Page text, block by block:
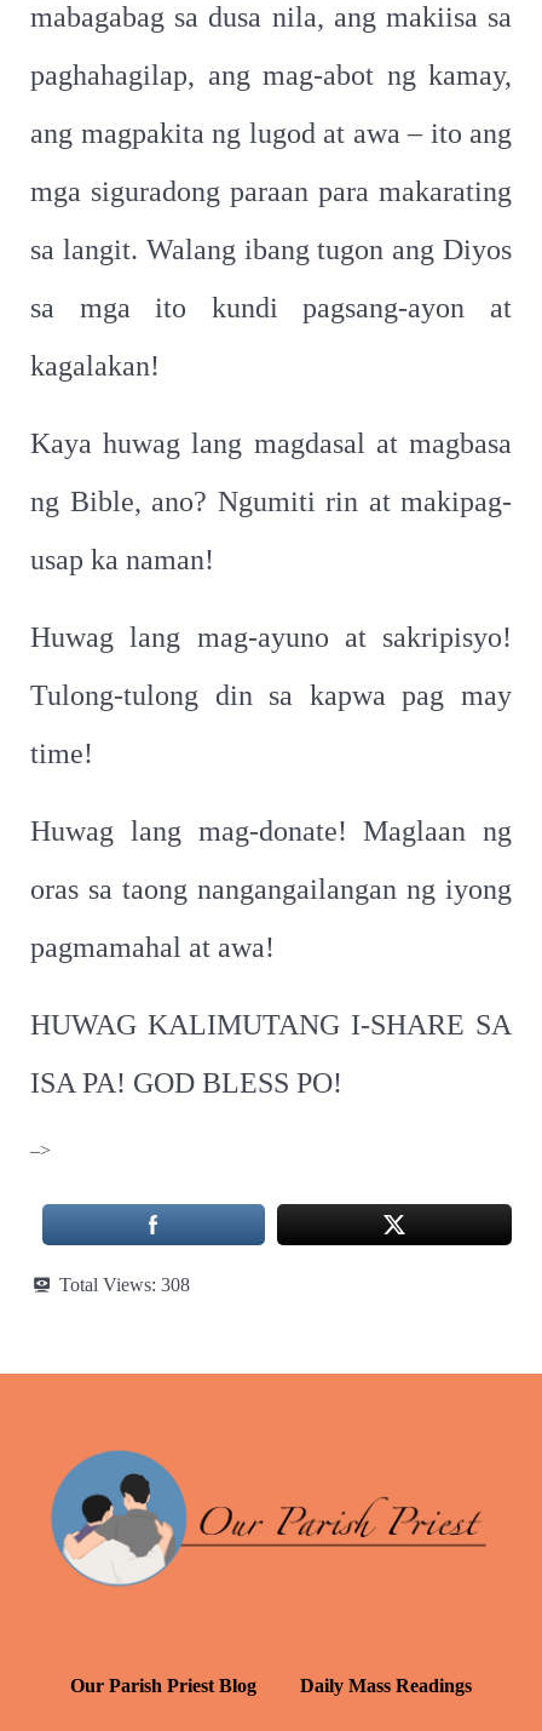
mabagabag sa dusa nila, ang makiisa sa
paghahagilap, ang mag-abot ng kamay,
ang magpakita ng lugod at awa – ito ang
mga siguradong paraan para makarating
sa langit. Walang ibang tugon ang Diyos
sa mga ito kundi pagsang-ayon at
kagalakan!
Kaya huwag lang magdasal at magbasa
ng Bible, ano? Ngumiti rin at makipag-
usap ka naman!
Huwag lang mag-ayuno at sakripisyo!
Tulong-tulong din sa kapwa pag may
time!
Huwag lang mag-donate! Maglaan ng
oras sa taong nangangailangan ng iyong
pagmamahal at awa!
HUWAG KALIMUTANG I-SHARE SA
ISA PA! GOD BLESS PO!
–>
Total Views: 308
Our Parish Priest Blog Daily Mass Readings